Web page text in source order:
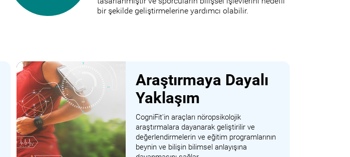
bir şekilde geliştirmelerine yardımcı olabilir.
Araştırmaya Dayalı
Yaklaşım
CogniFit'in araçları nöropsikolojik
araştırmalara dayanarak geliştirilir ve
değerlendirmelerin ve eğitim programlarının
beynin ve bilişin bilimsel anlayışına